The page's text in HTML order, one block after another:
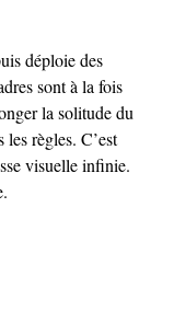
déploie des
sont à la fois
la solitude du
règles. C’est
visuelle infinie.